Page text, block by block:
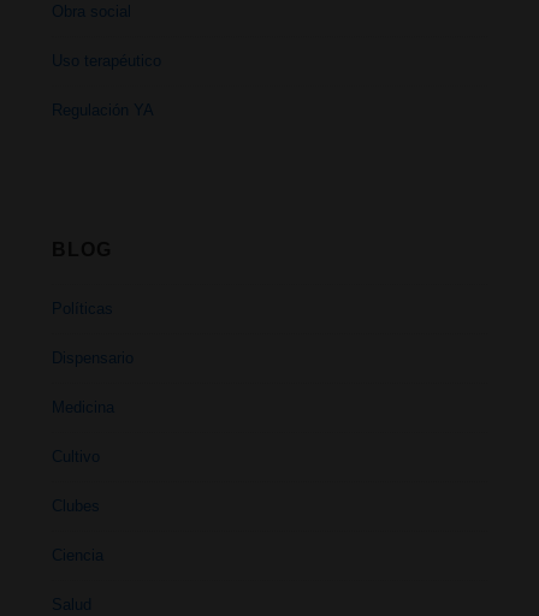
Obra social
Uso terapéutico
Regulación YA
Políticas
Dispensario
Medicina
Cultivo
Clubes
Ciencia
Salud